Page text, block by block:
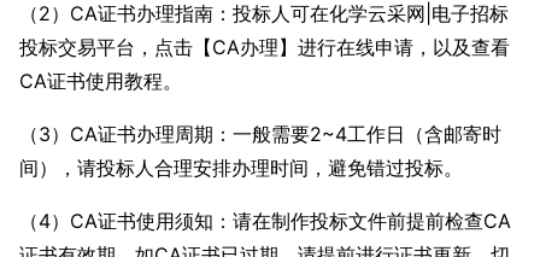
（2）CA证书办理指南：投标人可在化学云采网|电子招标
投标交易平台，点击【CA办理】进行在线申请，以及查看
CA证书使用教程。
（3）CA证书办理周期：一般需要2~4工作日（含邮寄时
间），请投标人合理安排办理时间，避免错过投标。
（4）CA证书使用须知：请在制作投标文件前提前检查CA